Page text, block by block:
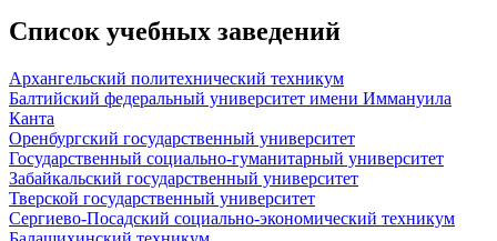
Список учебных заведений
Архангельский политехнический техникум
Балтийский федеральный университет имени Иммануила
Канта
Оренбургский государственный университет
Государственный социально-гуманитарный университет
Забайкальский государственный университет
Тверской государственный университет
Сергиево-Посадский социально-экономический техникум